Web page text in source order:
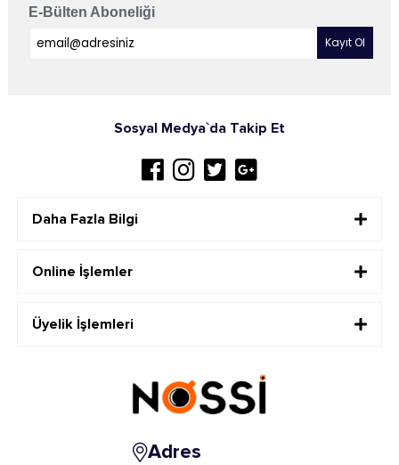
E-Bülten Aboneliği
Sosyal Medya`da Takip Et
Daha Fazla Bilgi
Online İşlemler
Üyelik İşlemleri
Adres